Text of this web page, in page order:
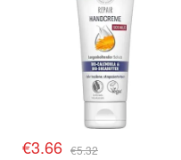
€3.66 €5.32